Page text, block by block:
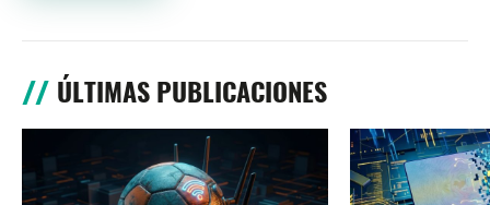
ÚLTIMAS PUBLICACIONES